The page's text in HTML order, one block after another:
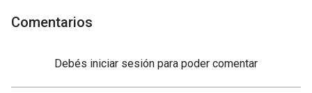
Comentarios
Debés iniciar sesión para poder comentar